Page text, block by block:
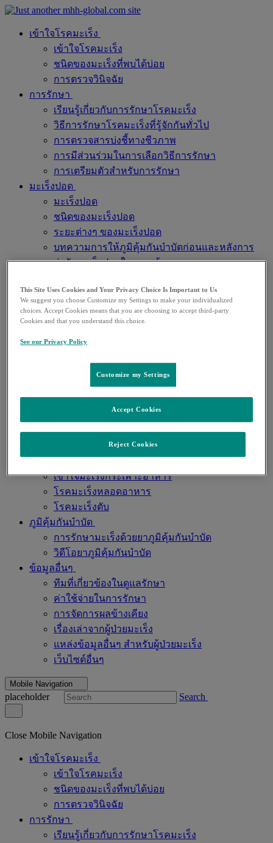
เข้าใจโรคมะเร็ง
เข้าใจโรคมะเร็ง
ชนิดของมะเร็งที่พบได้บ่อย
การตรวจวินิจฉัย
การรักษา
เรียนรู้เกี่ยวกับการรักษาโรคมะเร็ง
วิธีการรักษาโรคมะเร็งที่รู้จักกันทั่วไป
การตรวจสารบ่งชี้ทางชีวภาพ
การมีส่วนร่วมในการเลือกวิธีการรักษา
การเตรียมตัวสำหรับการรักษา
มะเร็งปอด
มะเร็งปอด
ชนิดของมะเร็งปอด
ระยะต่างๆ ของมะเร็งปอด
บทความการให้ภูมิคุ้มกันบำบัดก่อนและหลังการ
ผ่าตัดมะเร็งปอดในระยะต้น
ตรวจมะเร็งปอดเร็วรักษาได้ทัน
ทางเลือกในการรักษามะเร็งปอด
วิดีโอคำถามที่พบบ่อยของมะเร็งปอด
มะเร็งเต้านม
มะเร็งเต้านมชนิด Triple Negative
สื่อความรู้สั้นๆ
มะเร็งทางเดินอาหาร
ยาภูมิคุ้มกันบำบัดกับการรักษามะเร็งลำไส้ใหญ่
ชนิด MSI-H หรือ dMMR
โรคมะเร็งลำไส้ใหญ่และลำไส้ตรง
เข้าใจมะเร็งกระเพาะอาหาร
โรคมะเร็งหลอดอาหาร
โรคมะเร็งตับ
ภูมิคุ้มกันบำบัด
การรักษามะเร็งด้วยยาภูมิคุ้มกันบำบัด
วิดีโอยาภูมิคุ้มกันบำบัด
ข้อมูลอื่นๆ
ทีมที่เกี่ยวข้องในดูแลรักษา
ค่าใช้จ่ายในการรักษา
การจัดการผลข้างเคียง
เรื่องเล่าจากผู้ป่วยมะเร็ง
แหล่งข้อมูลอื่นๆ สำหรับผู้ป่วยมะเร็ง
เว็บไซต์อื่นๆ
Mobile Navigation
placeholder Search
Close Mobile Navigation
เข้าใจโรคมะเร็ง
เข้าใจโรคมะเร็ง
ชนิดของมะเร็งที่พบได้บ่อย
การตรวจวินิจฉัย
การรักษา
เรียนรู้เกี่ยวกับการรักษาโรคมะเร็ง
This Site Uses Cookies and Your Privacy Choice Is Important to Us
We suggest you choose Customize my Settings to make your individualized
choices. Accept Cookies means that you are choosing to accept third-party
Cookies and that you understand this choice.
See our Privacy Policy
Customize my Settings
Reject Cookies
Accept Cookies